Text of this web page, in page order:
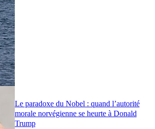
Le paradoxe du Nobel : quand l’autorité
morale norvégienne se heurte à Donald
Trump